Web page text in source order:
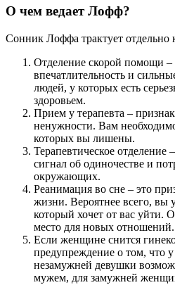
О чем ведает Лофф?
Сонник Лоффа трактует отдельно
Отделение скорой помощи –
впечатлительность и
людей, у которых есть
здоровьем.
Прием у терапевта –
ненужности. Вам
которых вы лишены.
Терапевтическое отделение
сигнал об одиночестве и
окружающих.
Реанимация во сне – это
жизни. Вероятнее всего, вы
который хочет от вас уйти.
место для новых отношений.
Если женщине снится
предупреждение о том, что у
незамужней девушки
мужем, для замужней